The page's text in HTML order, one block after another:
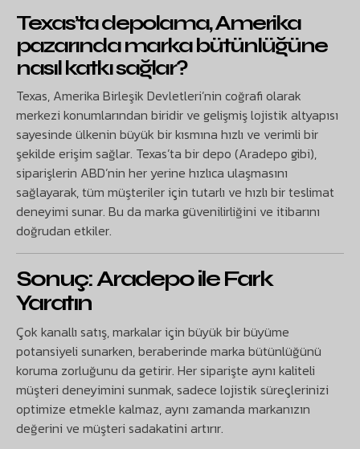
Texas’ta depolama, Amerika
pazarında marka bütünlüğüne
nasıl katkı sağlar?
Texas, Amerika Birleşik Devletleri’nin coğrafi olarak
merkezi konumlarından biridir ve gelişmiş lojistik altyapısı
sayesinde ülkenin büyük bir kısmına hızlı ve verimli bir
şekilde erişim sağlar. Texas’ta bir depo (Aradepo gibi),
siparişlerin ABD’nin her yerine hızlıca ulaşmasını
sağlayarak, tüm müşteriler için tutarlı ve hızlı bir teslimat
deneyimi sunar. Bu da marka güvenilirliğini ve itibarını
doğrudan etkiler.
Sonuç: Aradepo ile Fark
Yaratın
Çok kanallı satış, markalar için büyük bir büyüme
potansiyeli sunarken, beraberinde marka bütünlüğünü
koruma zorluğunu da getirir. Her siparişte aynı kaliteli
müşteri deneyimini sunmak, sadece lojistik süreçlerinizi
optimize etmekle kalmaz, aynı zamanda markanızın
değerini ve müşteri sadakatini artırır.